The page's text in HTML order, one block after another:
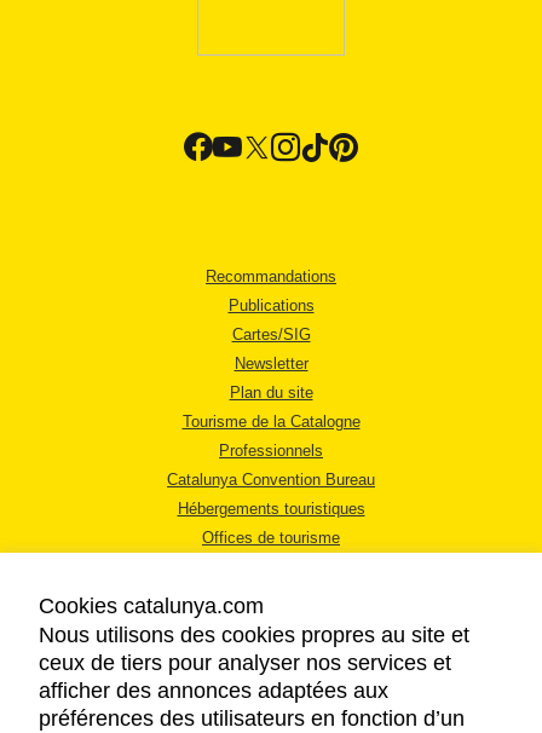
Recommandations
Publications
Cartes/SIG
Newsletter
Plan du site
Tourisme de la Catalogne
Professionnels
Catalunya Convention Bureau
Hébergements touristiques
Offices de tourisme
MENTIONS LÉGALES
Cookies catalunya.com
Nous utilisons des cookies propres au site et
ceux de tiers pour analyser nos services et
afficher des annonces adaptées aux
préférences des utilisateurs en fonction d’un